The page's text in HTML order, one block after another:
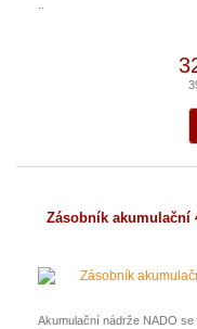
Zásobník akumulační
Akumulační nádrže NADO